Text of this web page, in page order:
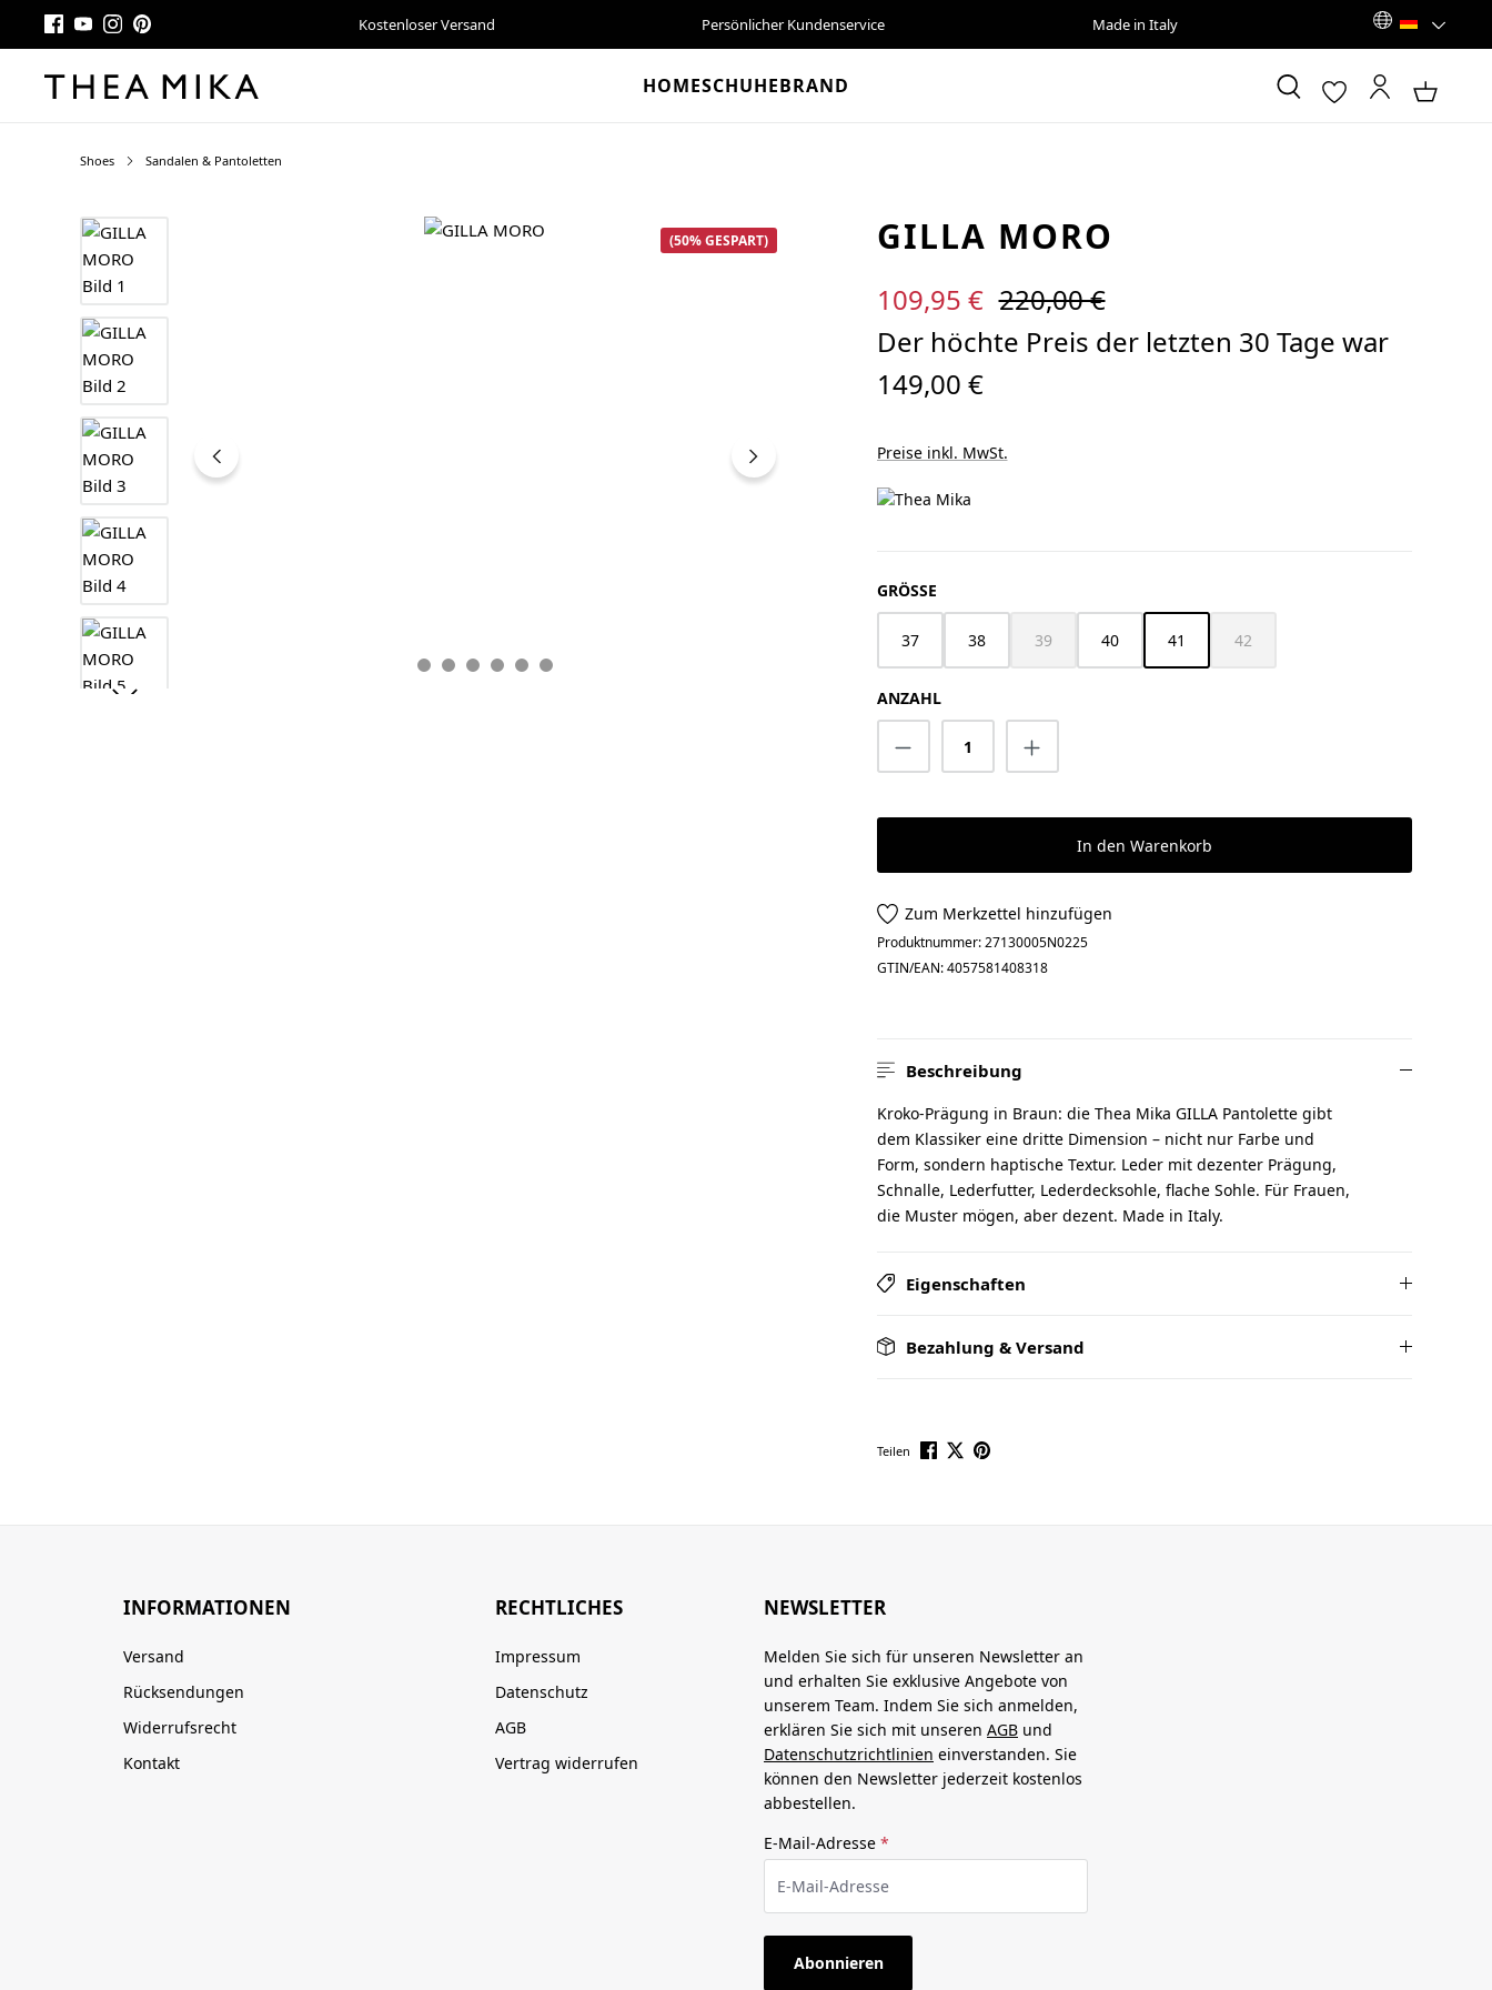
Kostenloser Versand Persönlicher Kundenservice Made in Italy
HOMESCHUHEBRAND
Shoes Sandalen & Pantoletten
Bildergalerie überspringen
(50% GESPART) GILLA MORO
Verkaufspreis:
109,95 € Regulärer Preis:
220,00 €
Der höchte Preis der letzten 30 Tage war
149,00 €
Preise inkl. MwSt.
GRÖSSE AUSWÄHLEN
37 38 39
(Diese Option ist zurzeit nicht verfügbar.)
40 41 42
(Diese Option ist zurzeit nicht
ANZAHL
Produkt Anzahl: Gib den gewünschten Wert
In den Warenkorb
Zum Merkzettel hinzufügen
Produktnummer:27130005N0225
GTIN/EAN:4057581408318
Beschreibung
Kroko-Prägung in Braun: die Thea Mika GILLA Pantolette gibt
dem Klassiker eine dritte Dimension – nicht nur Farbe und
Form, sondern haptische Textur. Leder mit dezenter Prägung,
Schnalle, Lederfutter, Lederdecksohle, flache Sohle. Für Frauen,
die Muster mögen, aber dezent. Made in Italy.
Eigenschaften
Bezahlung & Versand
Teilen
INFORMATIONEN
Versand
Rücksendungen
Widerrufsrecht
Kontakt
RECHTLICHES
Impressum
Datenschutz
AGB
Vertrag widerrufen
NEWSLETTER
Melden Sie sich für unseren Newsletter an
und erhalten Sie exklusive Angebote von
unserem Team. Indem Sie sich anmelden,
erklären Sie sich mit unseren AGB und
Datenschutzrichtlinien einverstanden. Sie
können den Newsletter jederzeit kostenlos
abbestellen.
E-Mail-Adresse *
Abonnieren